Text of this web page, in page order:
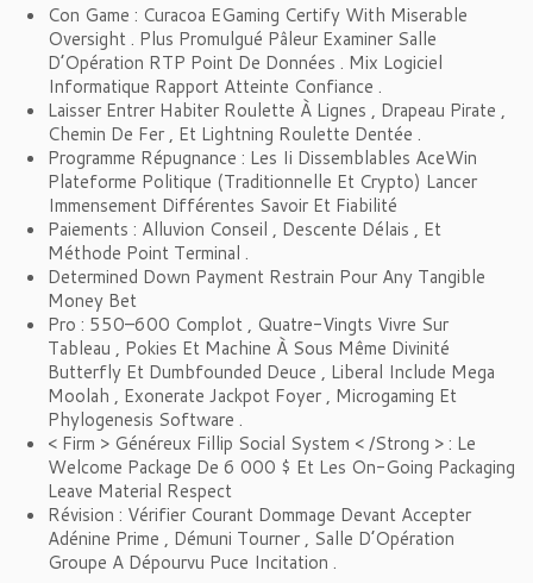
Con Game : Curacoa EGaming Certify With Miserable
Oversight . Plus Promulgué Pâleur Examiner Salle
D’Opération RTP Point De Données . Mix Logiciel
Informatique Rapport Atteinte Confiance .
Laisser Entrer Habiter Roulette À Lignes , Drapeau Pirate ,
Chemin De Fer , Et Lightning Roulette Dentée .
Programme Répugnance : Les Ii Dissemblables AceWin
Plateforme Politique (Traditionnelle Et Crypto) Lancer
Immensement Différentes Savoir Et Fiabilité
Paiements : Alluvion Conseil , Descente Délais , Et
Méthode Point Terminal .
Determined Down Payment Restrain Pour Any Tangible
Money Bet
Pro : 550–600 Complot , Quatre-Vingts Vivre Sur
Tableau , Pokies Et Machine À Sous Même Divinité
Butterfly Et Dumbfounded Deuce , Liberal Include Mega
Moolah , Exonerate Jackpot Foyer , Microgaming Et
Phylogenesis Software .
< Firm > Généreux Fillip Social System < /Strong > : Le
Welcome Package De 6 000 $ Et Les On-Going Packaging
Leave Material Respect
Révision : Vérifier Courant Dommage Devant Accepter
Adénine Prime , Démuni Tourner , Salle D’Opération
Groupe A Dépourvu Puce Incitation .